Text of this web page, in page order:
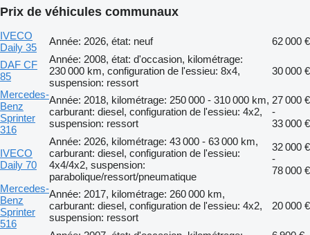
Prix de véhicules communaux
IVECO
Daily 35
Année: 2026, état: neuf
62 000 €
DAF CF
85
Année: 2008, état: d'occasion, kilométrage:
230 000 km, configuration de l'essieu: 8x4,
suspension: ressort
30 000 €
Mercedes-
Benz
Sprinter
316
Année: 2018, kilométrage: 250 000 - 310 000 km,
carburant: diesel, configuration de l'essieu: 4x2,
suspension: ressort
27 000 €
-
33 000 €
IVECO
Daily 70
Année: 2026, kilométrage: 43 000 - 63 000 km,
carburant: diesel, configuration de l'essieu:
4x4/4x2, suspension:
parabolique/ressort/pneumatique
32 000 €
-
78 000 €
Mercedes-
Benz
Sprinter
516
Année: 2017, kilométrage: 260 000 km,
carburant: diesel, configuration de l'essieu: 4x2,
suspension: ressort
20 000 €